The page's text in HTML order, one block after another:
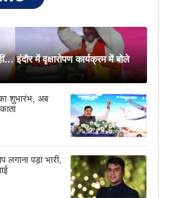
इंदौर में वृक्षारोपण कार्यक्रम में बोले
शुभारंभ, अब
पड़ा भारी,